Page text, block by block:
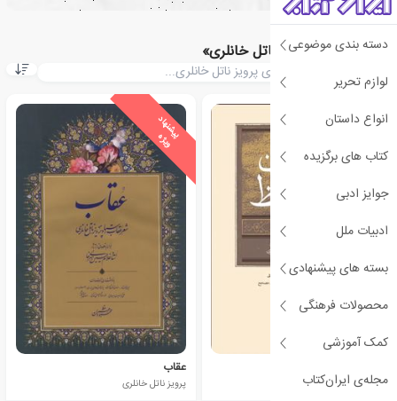
دسته بندی موضوعی
لوازم تحریر
انواع داستان
کتاب های برگزیده
جوایز ادبی
ادبیات ملل
بسته های پیشنهادی
محصولات فرهنگی
کمک آموزشی
مجله‌ی ایران‌کتاب
کتاب های «پرویز ناتل خانلری»
حافظ
پ
ی
ش
ن
ه
ا
د
و
ی
ژ
ه
عقاب
پرویز ناتل خانلری